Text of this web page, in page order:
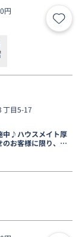
円
お気
丁目5-17
中♪ハウスメイト厚
お客様に限り、９